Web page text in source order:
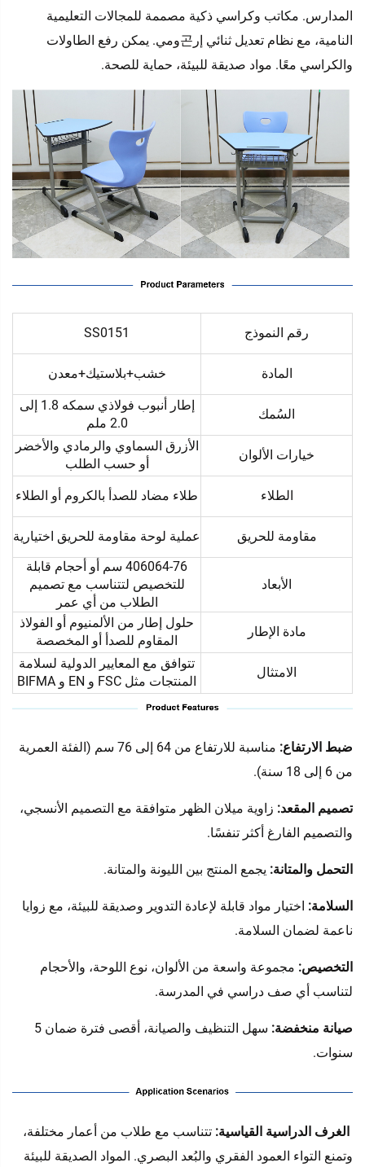
المدارس. مكاتب وكراسي ذكية مصممة للمجالات التعليمية
النامية، مع نظام تعديل ثنائي إر곤ومي. يمكن رفع الطاولات
والكراسي معًا. مواد صديقة للبيئة، حماية للصحة.
رقم النموذج SS0151
المادة خشب+بلاستيك+معدن
السُمك
إطار أنبوب فولاذي سمكه 1.8 إلى
2.0 ملم
خيارات الألوان
الأزرق السماوي والرمادي والأخضر
أو حسب الطلب
الطلاء طلاء مضاد للصدأ بالكروم أو الطلاء
مقاومة للحريق عملية لوحة مقاومة للحريق اختيارية
الأبعاد
406064-76 سم أو أحجام قابلة
للتخصيص لتتناسب مع تصميم
الطلاب من أي عمر
مادة الإطار
حلول إطار من الألمنيوم أو الفولاذ
المقاوم للصدأ أو المخصصة
الامتثال
تتوافق مع المعايير الدولية لسلامة
المنتجات مثل FSC و EN و BIFMA
ضبط الارتفاع:
مناسبة للارتفاع من 64 إلى 76 سم (الفئة العمرية
من 6 إلى 18 سنة).
تصميم المقعد: زاوية ميلان الظهر متوافقة مع التصميم الأنسجي،
والتصميم الفارغ أكثر تنفسًا.
التحمل والمتانة: يجمع المنتج بين الليونة والمتانة.
السلامة: اختيار مواد قابلة لإعادة التدوير وصديقة للبيئة، مع زوايا
ناعمة لضمان السلامة.
التخصيص: مجموعة واسعة من الألوان، نوع اللوحة، والأحجام
لتناسب أي صف دراسي في المدرسة.
صيانة منخفضة:
سهل التنظيف والصيانة، أقصى فترة ضمان 5
سنوات.
الغرف الدراسية القياسية: تتناسب مع طلاب من أعمار مختلفة،
وتمنع التواء العمود الفقري والبُعد البصري. المواد الصديقة للبيئة